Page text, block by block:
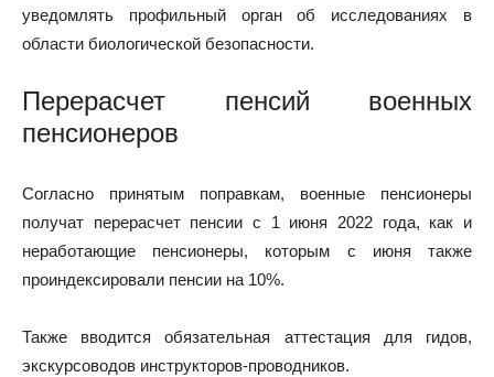
уведомлять профильный орган об исследованиях в
области биологической безопасности.
Перерасчет пенсий военных
пенсионеров
Согласно принятым поправкам, военные пенсионеры
получат перерасчет пенсии с 1 июня 2022 года, как и
неработающие пенсионеры, которым с июня также
проиндексировали пенсии на 10%.
Также вводится обязательная аттестация для гидов,
экскурсоводов инструкторов-проводников.